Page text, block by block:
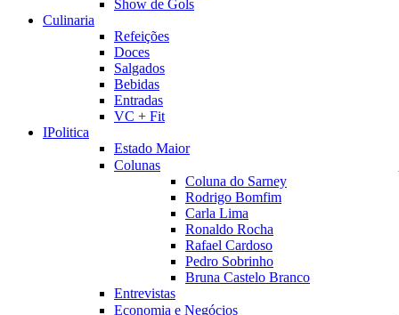
Show de Gols
Culinaria
Refeições
Doces
Salgados
Bebidas
Entradas
VC + Fit
IPolitica
Estado Maior
Colunas
Coluna do Sarney
Rodrigo Bomfim
Carla Lima
Ronaldo Rocha
Rafael Cardoso
Pedro Sobrinho
Bruna Castelo Branco
Entrevistas
Economia e Negócios